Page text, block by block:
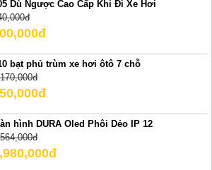
Dù Ngược Cao Cấp Khi Đi Xe Hơi
bạt phủ trùm xe hơi ôtô 7 chỗ
hình DURA Oled Phôi Dẻo IP 12